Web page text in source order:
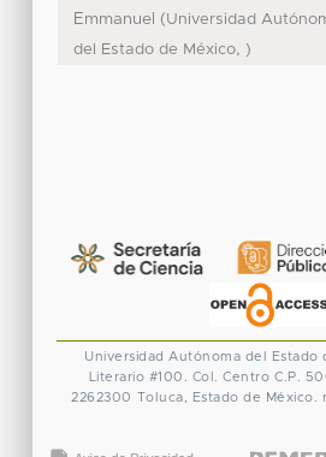
Emmanuel (Universidad
del Estado de México, )
Universidad Autónoma del Estado
Literario #100. Col. Centro C.P.
2262300
Toluca, Estado de México.